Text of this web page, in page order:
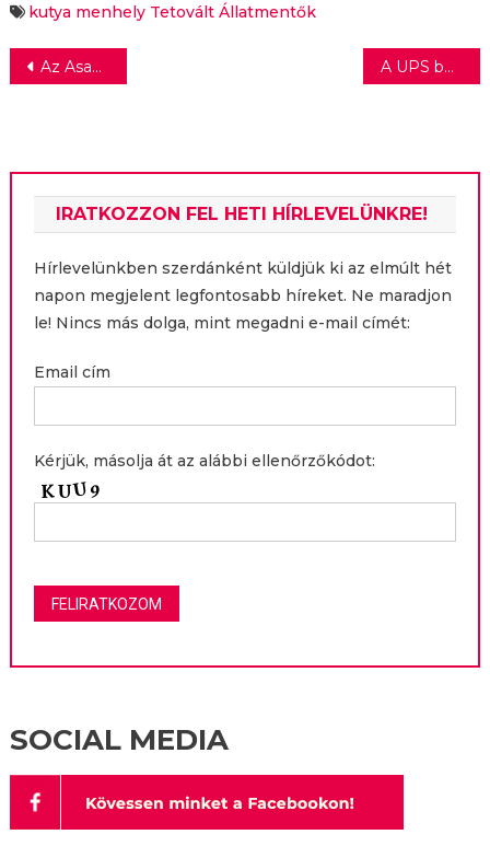
kutya menhely Tetovált Állatmentők
Bejegyzés
Az Asahi Super Dry a City Football Group új globális partnere A UPS bejelentette, hogy felvásárolja a Bomi Groupot
IRATKOZZON FEL HETI HÍRLEVELÜNKRE!
Hírlevelünkben szerdánként küldjük ki az elmúlt hét
napon megjelent legfontosabb híreket. Ne maradjon
le! Nincs más dolga, mint megadni e-mail címét:
Email cím
Kérjük, másolja át az alábbi ellenőrzőkódot:
SOCIAL MEDIA